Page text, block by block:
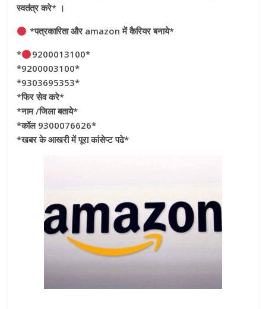
स्वतंत्र करे* ।
*पत्रकारिता और amazon में कैरियर बनाये*
*
9200013100*
*9200003100*
*9303695353*
*फिर सेव करे*
*नाम /जिला बताये*
*कॉल 9300076626*
*खबर के आखरी में पूरा कांसेप्ट पढे*